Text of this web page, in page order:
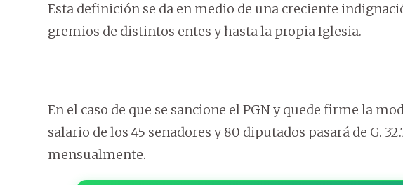
Esta definición se da en medio de una creciente
gremios de distintos entes y hasta la propia Iglesia.
En el caso de que se sancione el PGN y quede firme la
salario de los 45 senadores y 80 diputados pasará de G.
mensualmente.